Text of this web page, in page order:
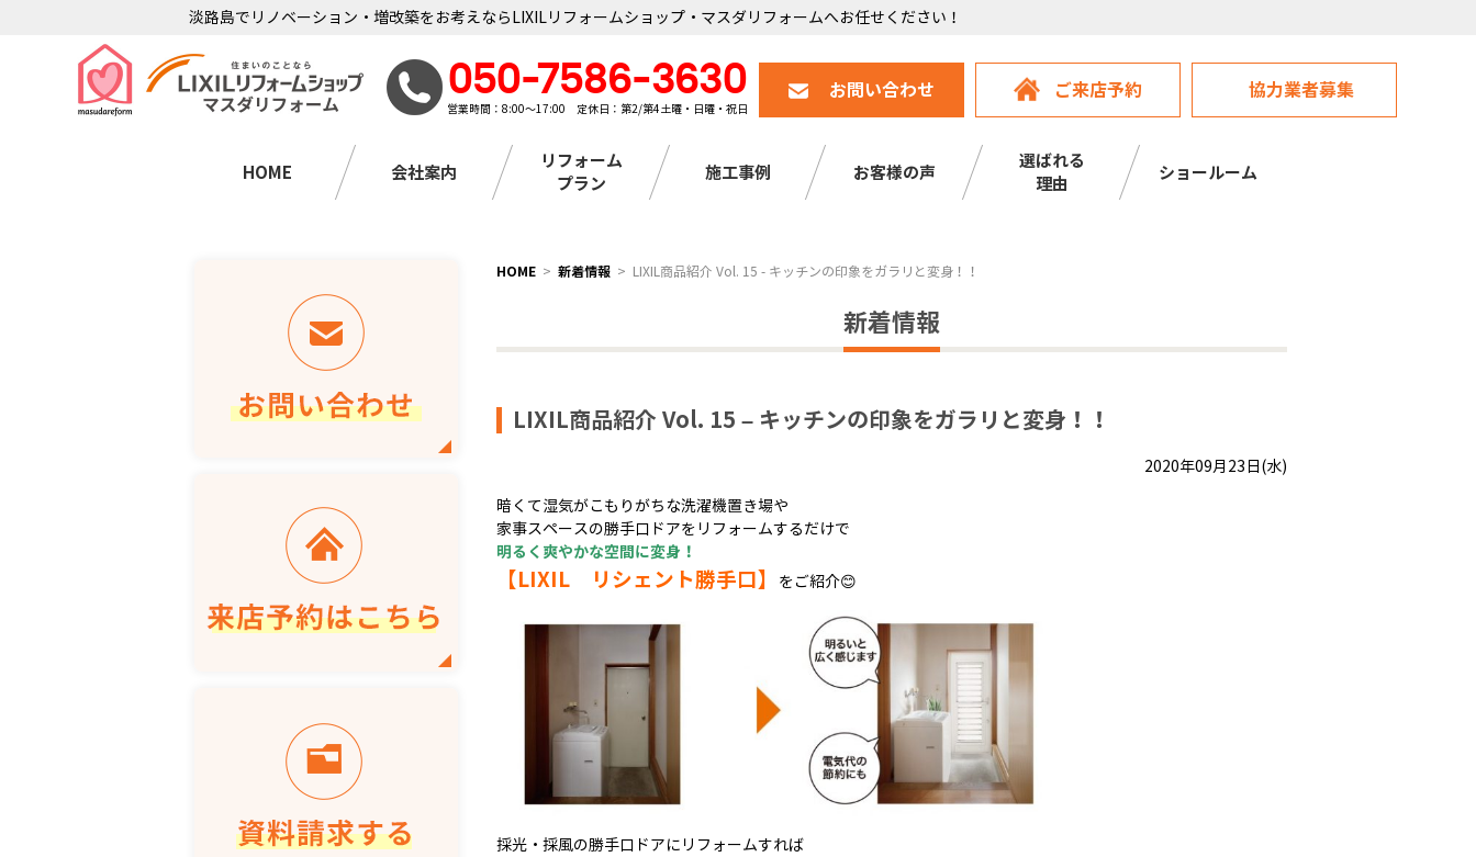
淡路島でリノベーション・増改築をお考えならLIXILリフォームショップ・マスダリフォームへお任せください！
050-7586-3630
営業時間：8:00～17:00 定休日：第2/第4土曜・日曜・祝日
お問い合わせ ご来店予約 協力業者募集
HOME 会社案内
リフォーム
プラン
施工事例 お客様の声
選ばれる
理由
ショールーム
HOME 新着情報 LIXIL商品紹介 Vol. 15 - キッチンの印象をガラリと変身！！
新着情報
LIXIL商品紹介 Vol. 15 – キッチンの印象をガラリと変身！！
2020年09月23日(水)
暗くて湿気がこもりがちな洗濯機置き場や
家事スペースの勝手口ドアをリフォームするだけで
明るく爽やかな空間に変身！
【LIXIL リシェント勝手口】 をご紹介😊
採光・採風の勝手口ドアにリフォームすれば